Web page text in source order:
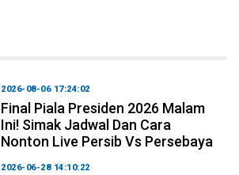
2026-08-06 17:24:02
Final Piala Presiden 2026 Malam
Ini! Simak Jadwal Dan Cara
Nonton Live Persib Vs Persebaya
2026-06-28 14:10:22